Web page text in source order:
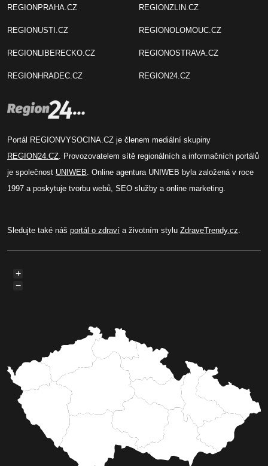
REGIONPRAHA.CZ
REGIONUSTI.CZ
REGIONLIBERECKO.CZ
REGIONHRADEC.CZ
REGIONZLIN.CZ
REGIONOLOMOUC.CZ
REGIONOSTRAVA.CZ
REGION24.CZ
Portál REGIONVYSOCINA.CZ je členem mediální skupiny
REGION24.CZ . Provozovatelem sítě regionálních a informačních portálů
je společnost UNIWEB . Online agentura UNIWEB byla založená v roce
1997 a poskytuje tvorbu webů, SEO služby a online marketing.
Sledujte také náš portál o zdraví a životním stylu ZdraveTrendy.cz
+
−